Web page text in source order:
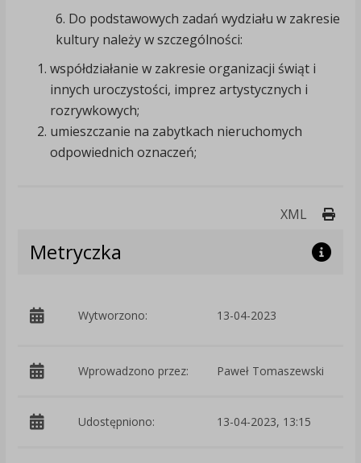
6. Do podstawowych zadań wydziału w zakresie
kultury należy w szczególności:
współdziałanie w zakresie organizacji świąt i
innych uroczystości, imprez artystycznych i
rozrywkowych;
umieszczanie na zabytkach nieruchomych
odpowiednich oznaczeń;
XML
Metryczka
Wytworzono: 13-04-2023
Wprowadzono przez: Paweł Tomaszewski
Udostępniono: 13-04-2023, 13:15